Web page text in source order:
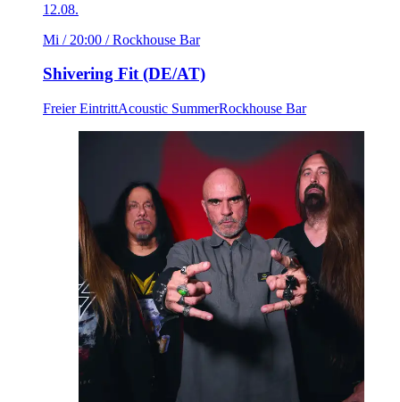
12.08.
Mi / 20:00 / Rockhouse Bar
Shivering Fit (DE/AT)
Freier EintrittAcoustic SummerRockhouse Bar